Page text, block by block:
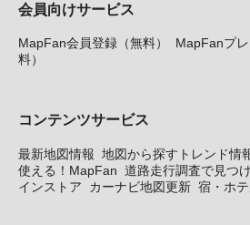
会員向けサービス
MapFan会員登録（無料）
MapFanプ
料）
コンテンツサービス
最新地図情報 地図から探すトレンド情
使える！MapFan 道路走行調査で見つ
インストア
カーナビ地図更新 宿・ホ